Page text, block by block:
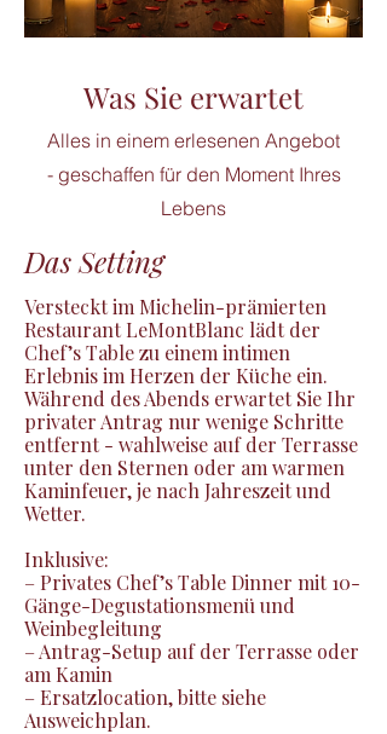
Was Sie erwartet
Alles in einem erlesenen Angebot
- geschaffen für den Moment Ihres
Lebens
Das Setting
Versteckt im Michelin-prämierten
Restaurant LeMontBlanc lädt der
Chef’s Table zu einem intimen
Erlebnis im Herzen der Küche ein.
Während des Abends erwartet Sie Ihr
privater Antrag nur wenige Schritte
entfernt - wahlweise auf der Terrasse
unter den Sternen oder am warmen
Kaminfeuer, je nach Jahreszeit und
Wetter.
Inklusive:
– Privates Chef’s Table Dinner mit 10-
Gänge-Degustationsmenü und
Weinbegleitung
– Antrag-Setup auf der Terrasse oder
am Kamin
– Ersatzlocation, bitte siehe
Ausweichplan.